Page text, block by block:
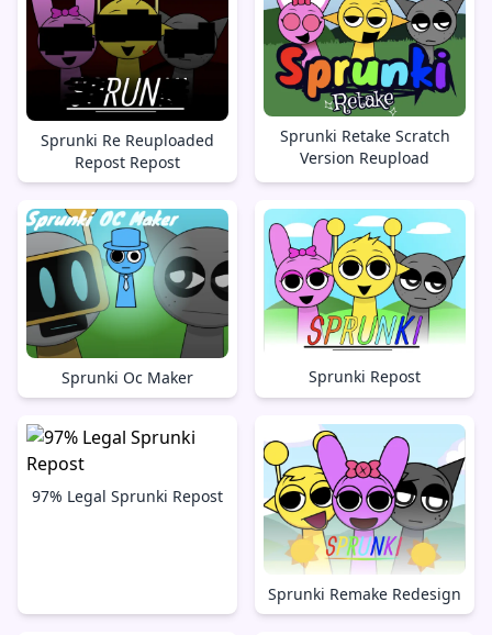
Sprunki Re Reuploaded
Repost Repost
Sprunki Retake Scratch
Version Reupload
Sprunki Oc Maker Sprunki Repost
97% Legal Sprunki Repost
Sprunki Remake Redesign